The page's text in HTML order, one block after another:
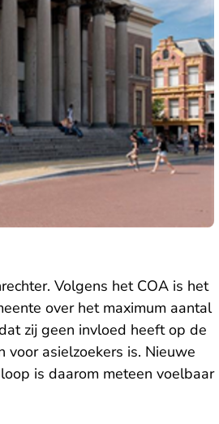
Volgens het COA is het
over het maximum aantal
zij geen invloed heeft op de
voor asielzoekers is. Nieuwe
is daarom meteen voelbaar